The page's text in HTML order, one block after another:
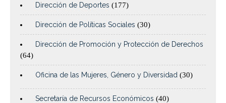
Dirección de Deportes (177)
Dirección de Políticas Sociales (30)
Dirección de Promoción y Protección de Derechos
(64)
Oficina de las Mujeres, Género y Diversidad (30)
Secretaría de Recursos Económicos (40)